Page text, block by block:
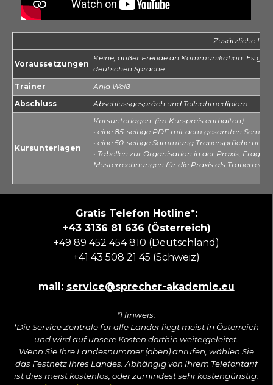
Zusätzliche
Voraussetzungen
Keine, außer Freude an Kommunikation. Es
deutschen Sprache
Trainer
Anja Weiß
Abschluss
Abschlussgespräch und Teilnahmediplom
Kursunterlagen
Kursunterlagen: (im Kurspreis enthalten)
• eine 85-seitige PDF mit dem gesamten
• eine 50-seitige Sammlung Trauersprüche und
• Tabellen zur Organisation in der Praxis,
Musterrechnungen für die Praxis als
Gratis Telefon Hotline*:
+43 3136 81 636 (Österreich)
+49 89 452 454 810 (Deutschland)
+41 43 508 21 45 (Schweiz)
mail: service@sprecher-akademie.eu
*Hinweis:
*Die Service Zentrale für alle Länder liegt meist in Österreich
und wird auf unsere Kosten dorthin weitergeleitet.
Wenn Sie Ihre Landesnummer (oben) anrufen, wählen Sie
das Festnetz Ihres Landes. Abhängig von Ihrem Telefontarif
ist dies meist kostenlos, oder zumindest sehr kostengünstig.